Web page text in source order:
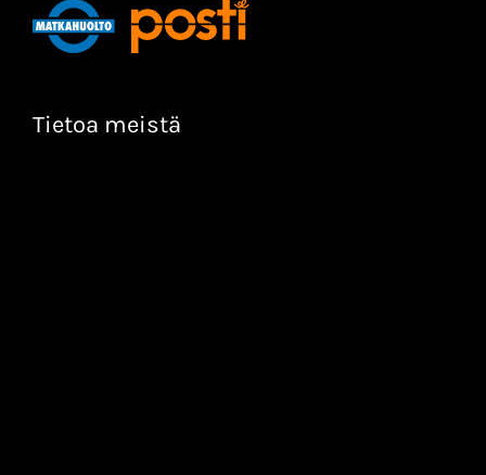
Tietoa meistä